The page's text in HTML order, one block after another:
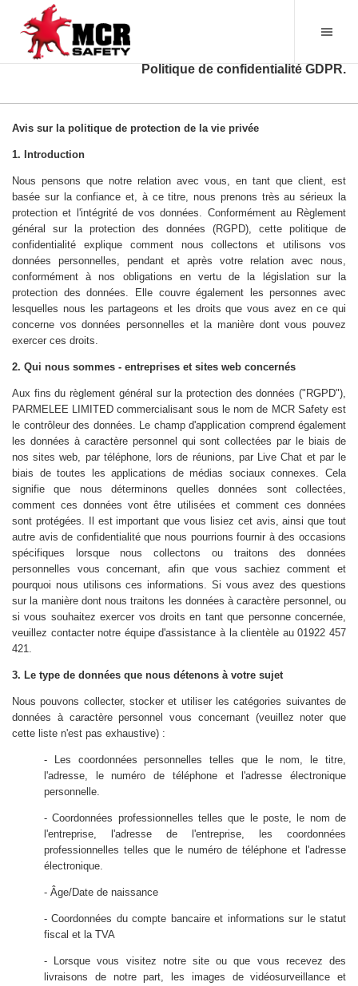
Politique de confidentialité GDPR.
Avis sur la politique de protection de la vie privée
1. Introduction
Nous pensons que notre relation avec vous, en tant que client, est
basée sur la confiance et, à ce titre, nous prenons très au sérieux la
protection et l'intégrité de vos données. Conformément au Règlement
général sur la protection des données (RGPD), cette politique de
confidentialité explique comment nous collectons et utilisons vos
données personnelles, pendant et après votre relation avec nous,
conformément à nos obligations en vertu de la législation sur la
protection des données. Elle couvre également les personnes avec
lesquelles nous les partageons et les droits que vous avez en ce qui
concerne vos données personnelles et la manière dont vous pouvez
exercer ces droits.
2. Qui nous sommes - entreprises et sites web concernés
Aux fins du règlement général sur la protection des données ("RGPD"),
PARMELEE LIMITED commercialisant sous le nom de MCR Safety est
le contrôleur des données. Le champ d'application comprend également
les données à caractère personnel qui sont collectées par le biais de
nos sites web, par téléphone, lors de réunions, par Live Chat et par le
biais de toutes les applications de médias sociaux connexes. Cela
signifie que nous déterminons quelles données sont collectées,
comment ces données vont être utilisées et comment ces données
sont protégées. Il est important que vous lisiez cet avis, ainsi que tout
autre avis de confidentialité que nous pourrions fournir à des occasions
spécifiques lorsque nous collectons ou traitons des données
personnelles vous concernant, afin que vous sachiez comment et
pourquoi nous utilisons ces informations. Si vous avez des questions
sur la manière dont nous traitons les données à caractère personnel, ou
si vous souhaitez exercer vos droits en tant que personne concernée,
veuillez contacter notre équipe d'assistance à la clientèle au 01922 457
421.
3. Le type de données que nous détenons à votre sujet
Nous pouvons collecter, stocker et utiliser les catégories suivantes de
données à caractère personnel vous concernant (veuillez noter que
cette liste n'est pas exhaustive) :
- Les coordonnées personnelles telles que le nom, le titre,
l'adresse, le numéro de téléphone et l'adresse électronique
personnelle.
- Coordonnées professionnelles telles que le poste, le nom de
l'entreprise, l'adresse de l'entreprise, les coordonnées
professionnelles telles que le numéro de téléphone et l'adresse
électronique.
- Âge/Date de naissance
- Coordonnées du compte bancaire et informations sur le statut
fiscal et la TVA
- Lorsque vous visitez notre site ou que vous recevez des
livraisons de notre part, les images de vidéosurveillance et